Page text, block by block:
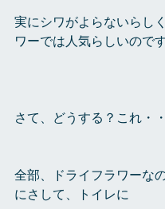
実にシワがよらないらし
ワーでは人気らしいので
さて、どうする？これ・
全部、ドライフラワーな
にさして、トイレに